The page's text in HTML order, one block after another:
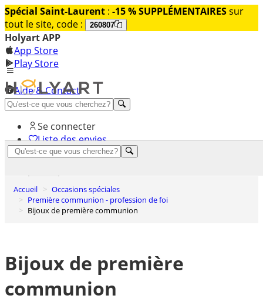
Spécial Saint-Laurent : -15 % SUPPLÉMENTAIRESsur
tout le site, code :
260807
Holyart APP
App Store
Play Store
Aide & Contact
Découvrez Premium
Se connecter
Liste des envies
Accueil
Occasions spéciales
Première communion - profession de foi
Bijoux de première communion
Bijoux de première
communion